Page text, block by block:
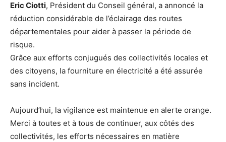
Eric Ciotti, Président du Conseil général, a annoncé la
réduction considérable de l’éclairage des routes
départementales pour aider à passer la période de
risque.
Grâce aux efforts conjugués des collectivités locales et
des citoyens, la fourniture en électricité a été assurée
sans incident.
Aujourd’hui, la vigilance est maintenue en alerte orange.
Merci à toutes et à tous de continuer, aux côtés des
collectivités, les efforts nécessaires en matière